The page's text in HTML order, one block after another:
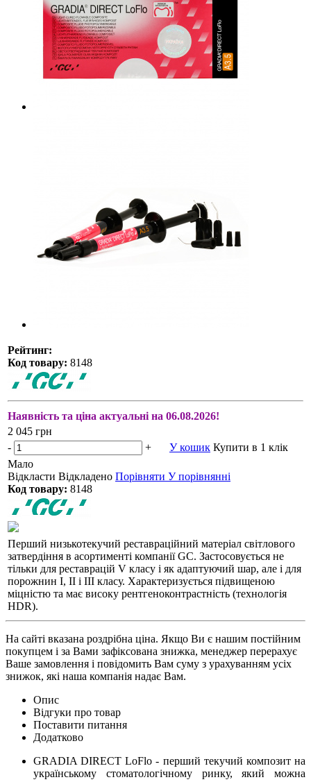
Рейтинг:
Код товару: 8148
Наявність та ціна актуальні на 06.08.2026!
2 045 грн
-
+ У кошик Купити в 1 клік
Мало
Відкласти Відкладено Порівняти У порівнянні
Код товару: 8148
Перший низькотекучий реставраційний матеріал світлового
затвердіння в асортименті компанії GC. Застосовується не
тільки для реставрацій V класу і як адаптуючий шар, але і для
порожнин I, II і III класу. Характеризується підвищеною
міцністю та має високу рентгеноконтрастність (технологія
HDR).
На сайті вказана роздрібна ціна. Якщо Ви є нашим постійним
покупцем і за Вами зафіксована знижка, менеджер перерахує
Ваше замовлення і повідомить Вам суму з урахуванням усіх
знижок, які наша компанія надає Вам.
Опис
Відгуки про товар
Поставити питання
Додатково
GRADIA DIRECT LoFlo - перший текучий композит на
українському стоматологічному ринку, який можна